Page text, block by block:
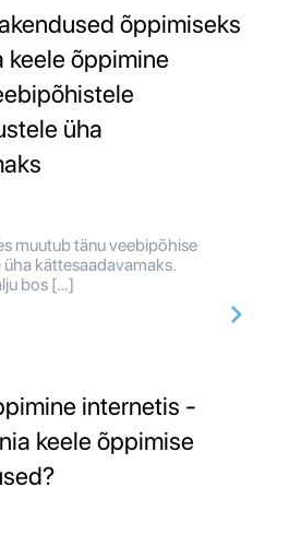
õppimiseks
õppimine
üha
muutub tänu veebipõhise
kättesaadavamaks.
bos […]
internetis -
keele õppimise